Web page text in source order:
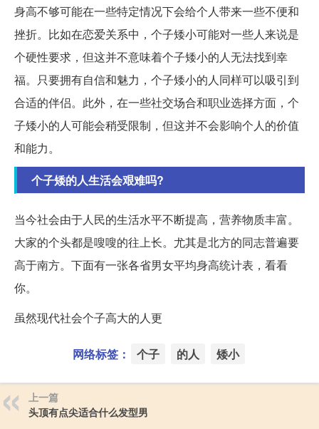
身高不够可能在一些特定情况下会给个人带来一些不便和
挫折。比如在恋爱关系中，个子矮小可能对一些人来说是
个硬性要求，但这并不意味着个子矮小的人无法找到幸
福。只要拥有自信和魅力，个子矮小的人同样可以吸引到
合适的伴侣。此外，在一些社交场合和职业选择方面，个
子矮小的人可能会稍受限制，但这并不会影响个人的价值
和能力。
个子矮的人生活会艰难吗?
当今社会由于人民的生活水平不断提高，营养物质丰富。
大家的个头都是嗖嗖的往上长。尤其是北方的同志普遍要
高于南方。下面有一张各省男女平均身高统计表，看看
你。
虽然现代社会个子高大的人更
网络标签： 个子 的人 矮小
上一篇
头顶有点尖适合什么发型男